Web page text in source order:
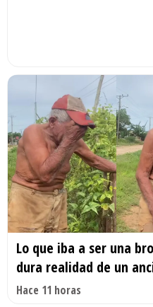
Lo que iba a ser una
dura realidad de un
Hace 11 horas